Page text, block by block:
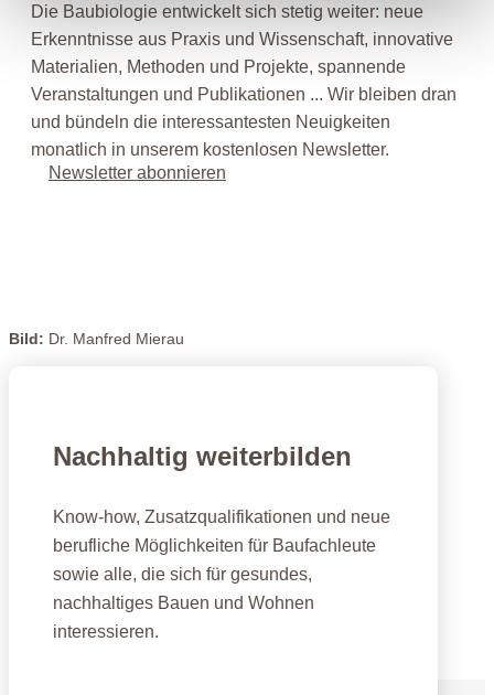
Die Baubiologie entwickelt sich stetig weiter: neue
Erkenntnisse aus Praxis und Wissenschaft, innovative
Materialien, Methoden und Projekte, spannende
Veranstaltungen und Publikationen ... Wir bleiben dran
und bündeln die interessantesten Neuigkeiten
monatlich in unserem kostenlosen Newsletter.
Newsletter abonnieren
Bild: Dr. Manfred Mierau
Nachhaltig weiterbilden
Know-how, Zusatzqualifikationen und neue
berufliche Möglichkeiten für Baufachleute
sowie alle, die sich für gesundes,
nachhaltiges Bauen und Wohnen
interessieren.